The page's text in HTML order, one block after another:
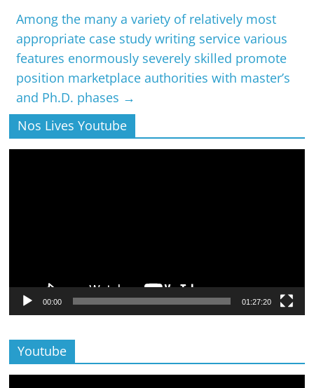
Among the many a variety of relatively most
appropriate case study writing service various
features enormously severely skilled promote
position marketplace authorities with master’s
and Ph.D. phases →
Nos Lives Youtube
00:00 01:27:20
Youtube